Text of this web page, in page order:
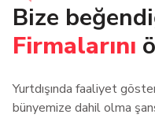
Bize
Firmalarını
Yurtdışında faaliyet
bünyemize dahil olma